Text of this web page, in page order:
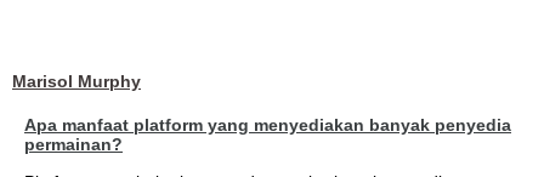
Marisol Murphy
Apa manfaat platform yang menyediakan banyak penyedia
permainan?